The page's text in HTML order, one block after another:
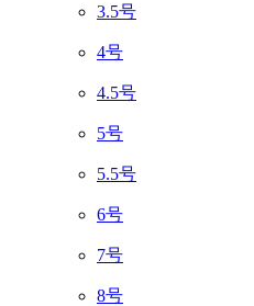
3.5号
4号
4.5号
5号
5.5号
6号
7号
8号